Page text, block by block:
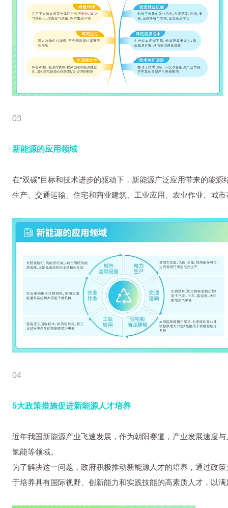
03
新能源的应用领域
在“双碳”目标和技术进步的驱动下，新能源广泛应用带来的能
生产、交通运输、住宅和商业建筑、工业应用、农业作业、城
04
5大政策措施促进新能源人才培养
近年我国新能源产业飞速发展，作为朝阳赛道，产业发展速度
氢能等领域。
为了解决这一问题，政府积极推动新能源人才的培养，通过政
于培养具有国际视野、创新能力和实践技能的高素质人才，以